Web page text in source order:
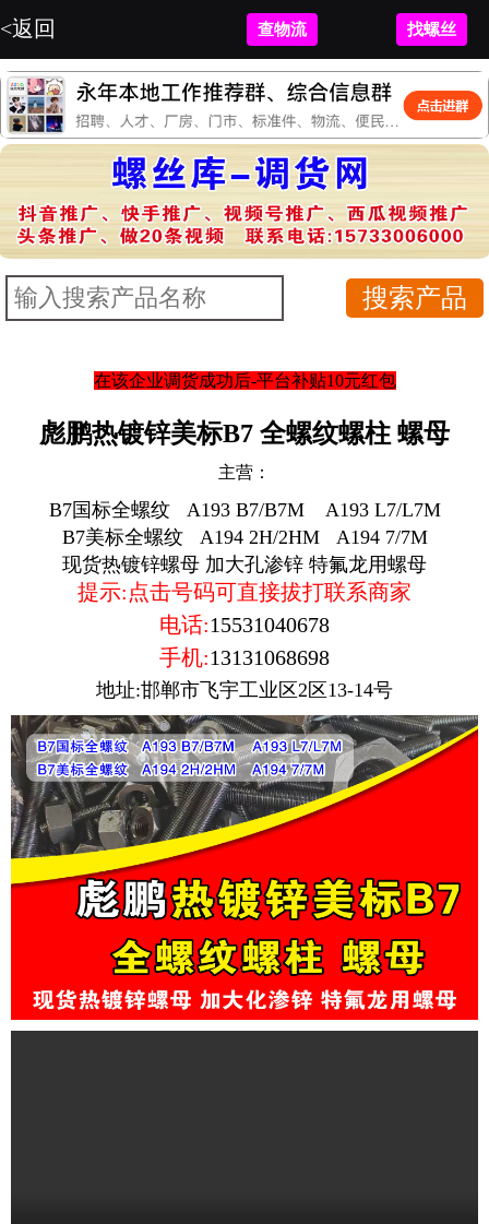
<返回 查物流 找螺丝
在该企业调货成功后-平台补贴10元红包
彪鹏热镀锌美标B7 全螺纹螺柱 螺母
主营：
B7国标全螺纹 A193 B7/B7M A193 L7/L7M
B7美标全螺纹 A194 2H/2HM A194 7/7M
现货热镀锌螺母 加大孔渗锌 特氟龙用螺母
提示:点击号码可直接拔打联系商家
电话:15531040678
手机:13131068698
地址:邯郸市飞宇工业区2区13-14号